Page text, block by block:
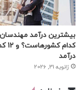
بیشترین درآمد مهندسان
کدام
درآمد
ژانویه 31, 2026